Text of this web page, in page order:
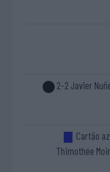
2-2 Javier
Cartão
Thimothée